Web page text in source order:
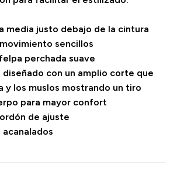
media justo debajo de la cintura
sencillos
perchada suave
con un amplio corte que
y los muslos mostrando un tiro
para mayor confort
de ajuste
acanalados